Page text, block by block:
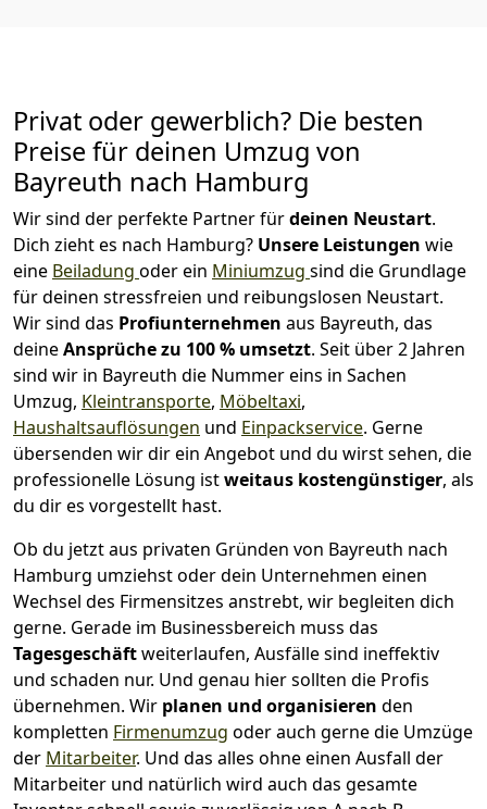
Privat oder gewerblich? Die besten
Preise für deinen Umzug von
Bayreuth nach Hamburg
Wir sind der perfekte Partner fürdeinen Neustart.
Dich zieht es nach Hamburg? Unsere Leistungen wie
eine Beiladung oder ein Miniumzug sind die Grundlage
für deinen stressfreien und reibungslosen Neustart.
Wir sind das Profiunternehmen aus Bayreuth, das
deineAnsprüche zu 100 % umsetzt. Seit über 2 Jahren
sind wir in Bayreuth die Nummer eins in Sachen
Umzug, Kleintransporte, Möbeltaxi,
Haushaltsauflösungen und Einpackservice. Gerne
übersenden wir dir ein Angebot und du wirst sehen, die
professionelle Lösung istweitaus kostengünstiger, als
du dir es vorgestellt hast.
Ob du jetzt aus privaten Gründen von Bayreuth nach
Hamburg umziehst oder dein Unternehmen einen
Wechsel des Firmensitzes anstrebt, wir begleiten dich
gerne. Gerade im Businessbereich muss das
Tagesgeschäftweiterlaufen, Ausfälle sind ineffektiv
und schaden nur. Und genau hier sollten die Profis
übernehmen. Wir planen und organisieren den
kompletten Firmenumzug oder auch gerne die Umzüge
der Mitarbeiter. Und das alles ohne einen Ausfall der
Mitarbeiter und natürlich wird auch das gesamte